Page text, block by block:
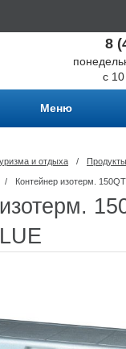
8
с
Меню
и отдыха /
/ Контейнер изотерм.